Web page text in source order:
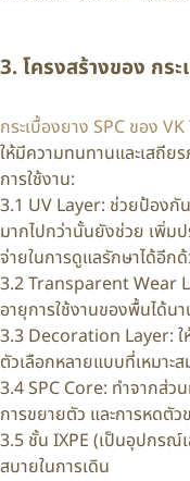
3. โครงสร้างของ กระ
กระเบื้องยาง SPC ของ
ให้มีความทนทานและเสถีย
การใช้งาน:
3.1 UV Layer: ช่วยป้อง
มากไปกว่านั้นยังช่วย เพิ่มป
จ่ายในการดูแลรักษาได้อีก
3.2 Transparent Wear
อายุการใช้งานของพื้นได้น
3.3 Decoration Layer: ใ
ตัวเลือกหลายแบบที่เหมา
3.4 SPC Core: ทำจากส่ว
การขยายตัว และการหดตั
3.5 ชั้น IXPE (เป็นอุปกรณ์
สบายในการเดิน